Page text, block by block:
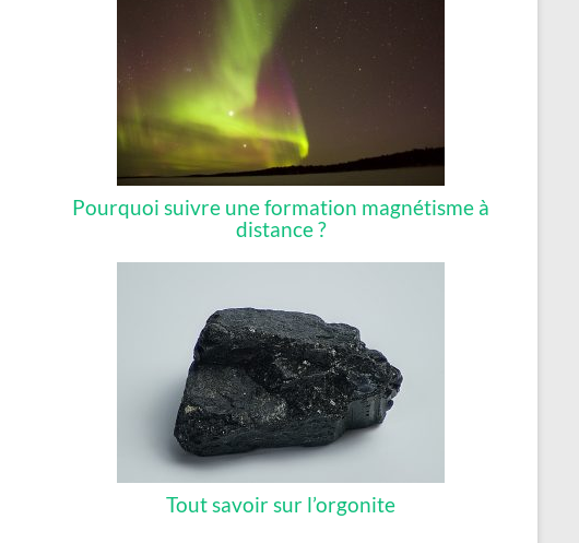
Pourquoi suivre une formation magnétisme à
distance ?
Tout savoir sur l’orgonite